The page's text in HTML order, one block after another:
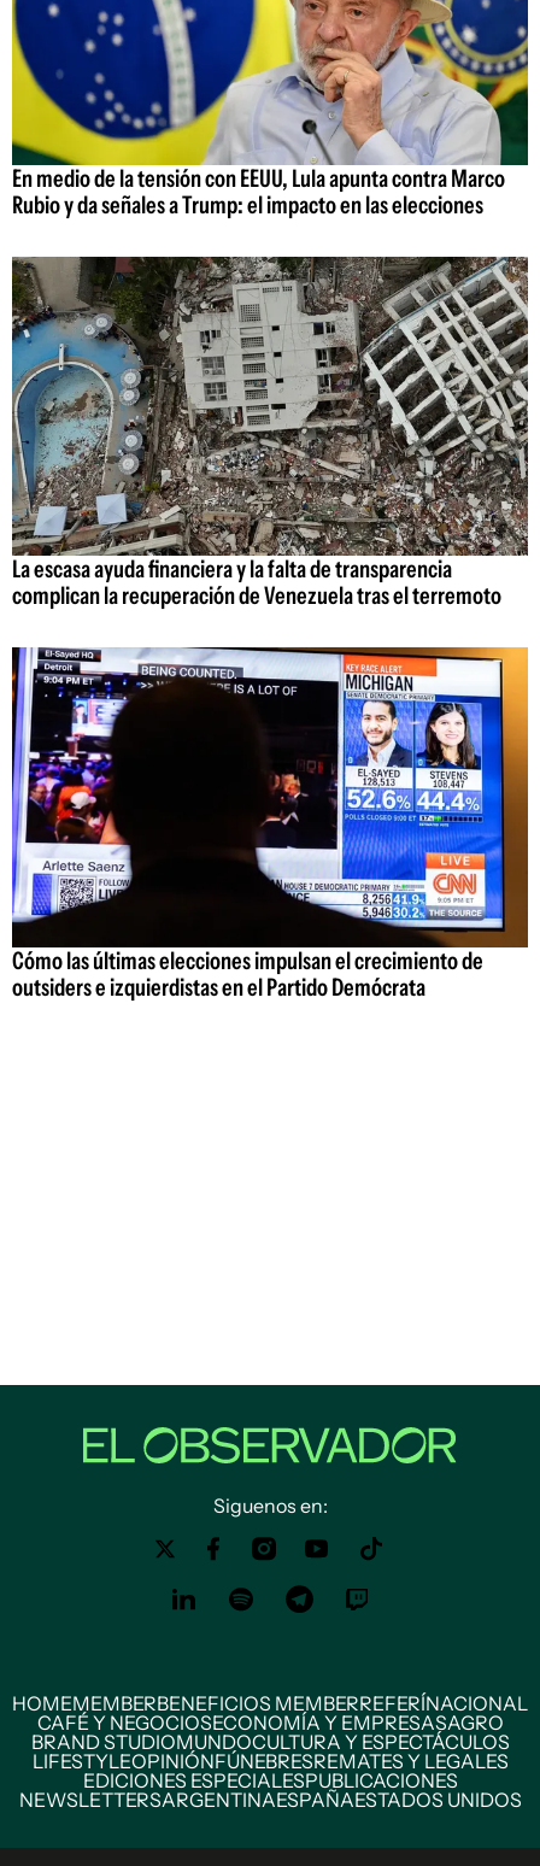
En medio de la tensión con EEUU, Lula apunta contra Marco
Rubio y da señales a Trump: el impacto en las elecciones
La escasa ayuda financiera y la falta de transparencia
complican la recuperación de Venezuela tras el terremoto
Cómo las últimas elecciones impulsan el crecimiento de
outsiders e izquierdistas en el Partido Demócrata
Siguenos en:
HOMEMEMBERBENEFICIOS MEMBERREFERÍNACIONAL
CAFÉ Y NEGOCIOSECONOMÍA Y EMPRESASAGRO
BRAND STUDIOMUNDOCULTURA Y ESPECTÁCULOS
LIFESTYLEOPINIÓNFÚNEBRESREMATES Y LEGALES
EDICIONES ESPECIALESPUBLICACIONES
NEWSLETTERSARGENTINAESPAÑAESTADOS UNIDOS